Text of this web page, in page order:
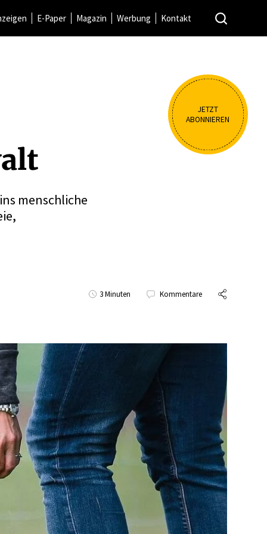
E-Paper Magazin Werbung Kontakt
JETZT
ABONNIEREN
menschliche
3 Minuten Kommentare